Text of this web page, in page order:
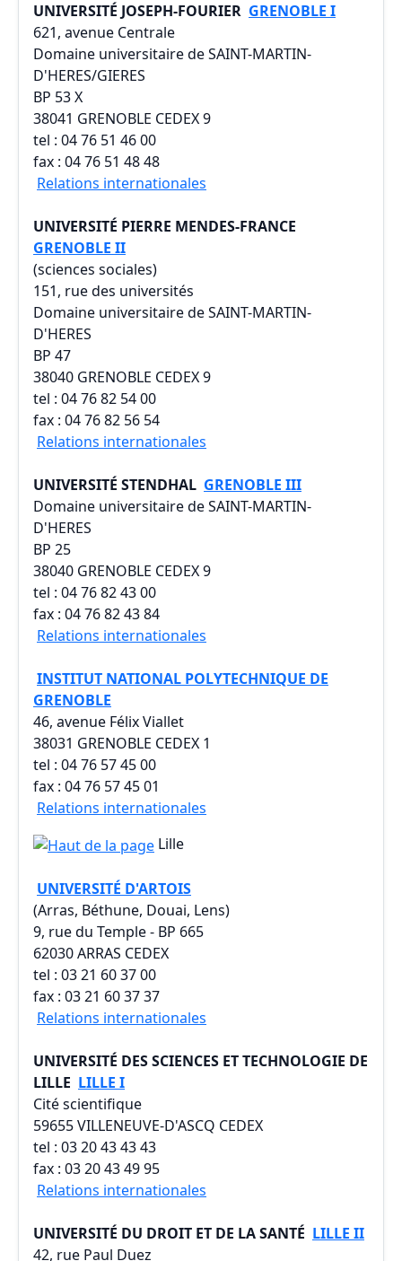
UNIVERSITÉ JOSEPH-FOURIER GRENOBLE I
621, avenue Centrale
Domaine universitaire de SAINT-MARTIN-
D'HERES/GIERES
BP 53 X
38041 GRENOBLE CEDEX 9
tel : 04 76 51 46 00
fax : 04 76 51 48 48
Relations internationales
UNIVERSITÉ PIERRE MENDES-FRANCE
GRENOBLE II
(sciences sociales)
151, rue des universités
Domaine universitaire de SAINT-MARTIN-
D'HERES
BP 47
38040 GRENOBLE CEDEX 9
tel : 04 76 82 54 00
fax : 04 76 82 56 54
Relations internationales
UNIVERSITÉ STENDHAL GRENOBLE III
Domaine universitaire de SAINT-MARTIN-
D'HERES
BP 25
38040 GRENOBLE CEDEX 9
tel : 04 76 82 43 00
fax : 04 76 82 43 84
Relations internationales
INSTITUT NATIONAL POLYTECHNIQUE DE
GRENOBLE
46, avenue Félix Viallet
38031 GRENOBLE CEDEX 1
tel : 04 76 57 45 00
fax : 04 76 57 45 01
Relations internationales
Lille
UNIVERSITÉ D'ARTOIS
(Arras, Béthune, Douai, Lens)
9, rue du Temple - BP 665
62030 ARRAS CEDEX
tel : 03 21 60 37 00
fax : 03 21 60 37 37
Relations internationales
UNIVERSITÉ DES SCIENCES ET TECHNOLOGIE DE
LILLE LILLE I
Cité scientifique
59655 VILLENEUVE-D'ASCQ CEDEX
tel : 03 20 43 43 43
fax : 03 20 43 49 95
Relations internationales
UNIVERSITÉ DU DROIT ET DE LA SANTÉ LILLE II
42, rue Paul Duez